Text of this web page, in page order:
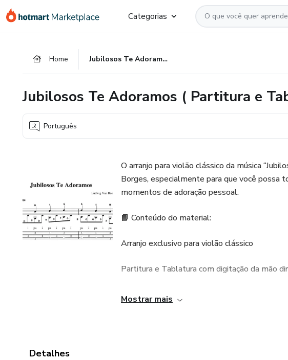
para
para
para
Categorias
Home Jubilosos Te Adoramos ( Partitura e Tablatura)
Jubilosos Te Adoramos ( Partitura e
Português
O arranjo para violão clássico da música
Borges, especialmente para que você possa
momentos de adoração pessoal.
📘 Conteúdo do material:
Arranjo exclusivo para violão clássico
Partitura e Tablatura com digitação da mão
4 páginas em PDF, prontas para impressão
Mostrar mais
Detalhes